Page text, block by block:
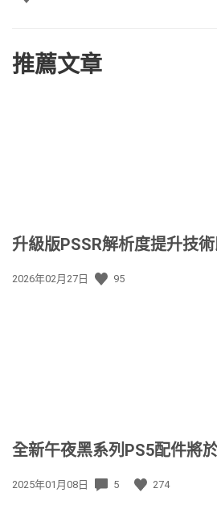
推薦文章
升級版PSSR解析度提升技
發
2026年02月27日 95
全新午夜黑系列PS5配件將
發
2025年01月08日 5 274